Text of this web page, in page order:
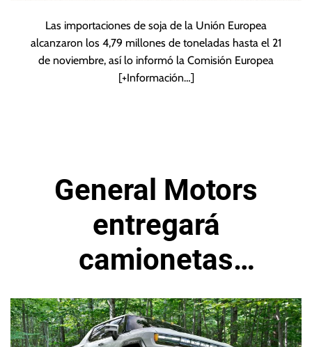
Las importaciones de soja de la Unión Europea
alcanzaron los 4,79 millones de toneladas hasta el 21
de noviembre, así lo informó la Comisión Europea
[+Información…]
General Motors
entregará
camionetas
eléctricas en el mes
de diciembre